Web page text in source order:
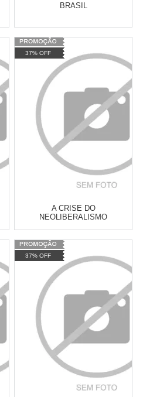
BRASIL
Varejo:
Atacado: R$ 2.550,90 (Apenas
Revendedor)
10
Cat:
CONTEMPORÂNEA
COMPRAR
37% OFF
A CRISE DO
NEOLIBERALISMO
Varejo:
Atacado: R$ 2.550,90 (Apenas
Revendedor)
10
Cat:
CONTEMPORÂNEA
COMPRAR
37% OFF